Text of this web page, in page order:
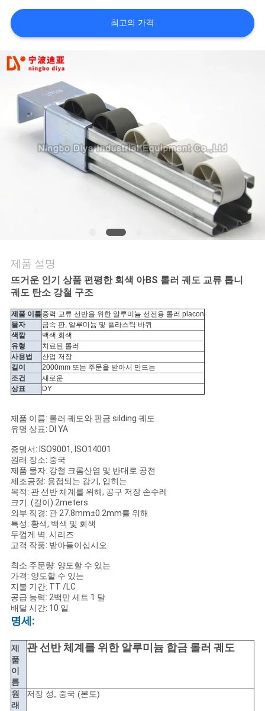
질
리
문
케
이
스
조
를
요
청
하
다
사
이
트
맵
PRIVACY
POLICY
최고의 가격
제품 설명
뜨거운 인기 상품 편평한 회색 아BS 롤러 궤도 교류 톱니
궤도 탄소 강철 구조
제품 이름중력 교류 선반을 위한 알루미늄 선전용 롤러 placon
물자
금속 판, 알루미늄 및 플라스틱 바퀴
색깔
백색 회색
유형
치료된 롤러
사용법
산업 저장
길이
2000mm 또는 주문을 받아서 만드는
조건
새로운
상표
DY
제품 이름: 롤러 궤도와 판금 silding 궤도
유명 상표: DI YA
증명서: ISO9001, ISO14001
원래 장소: 중국
제품 물자: 강철 크롬산염 및 반대로 공전
제조공정: 용접되는 감기, 입히는
목적: 관 선반 체계를 위해, 공구 저장 손수레
크기: (길이) 2meters
외부 직경: 관 27.8mm±0.2mm를 위해
특성: 황색, 백색 및 회색
두껍게 벽: 시리즈
고객 작풍: 받아들이십시오
최소 주문량: 양도할 수 있는
가격: 양도할 수 있는
지불 기간: TT /LC
공급 능력: 2백만 세트 1 달
배달 시간: 10 일
명세:
제
품
이
름
관 선반 체계를 위한 알루미늄 합금 롤러 궤도
원
래
저장 성, 중국 (본토)